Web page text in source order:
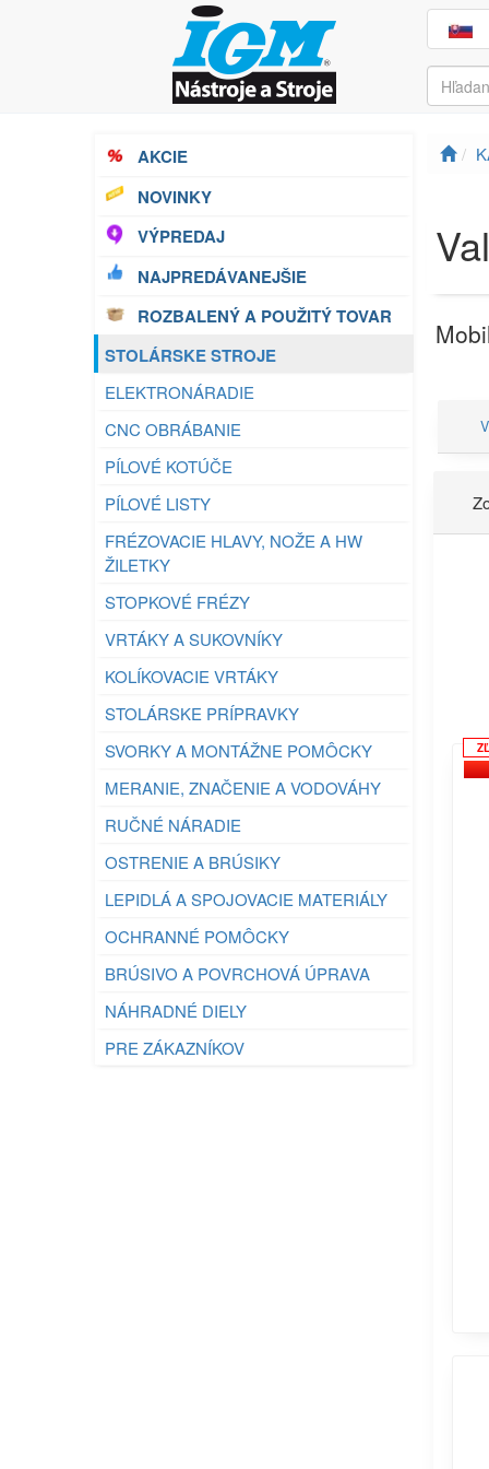
AKCIE
NOVINKY
VÝPREDAJ
NAJPREDÁVANEJŠIE
ROZBALENÝ A POUŽITÝ TOVAR
STOLÁRSKE STROJE
ELEKTRONÁRADIE
CNC OBRÁBANIE
PÍLOVÉ KOTÚČE
PÍLOVÉ LISTY
FRÉZOVACIE HLAVY, NOŽE A HW
ŽILETKY
STOPKOVÉ FRÉZY
VRTÁKY A SUKOVNÍKY
KOLÍKOVACIE VRTÁKY
STOLÁRSKE PRÍPRAVKY
SVORKY A MONTÁŽNE POMÔCKY
MERANIE, ZNAČENIE A VODOVÁHY
RUČNÉ NÁRADIE
OSTRENIE A BRÚSIKY
LEPIDLÁ A SPOJOVACIE MATERIÁLY
OCHRANNÉ POMÔCKY
BRÚSIVO A POVRCHOVÁ ÚPRAVA
NÁHRADNÉ DIELY
PRE ZÁKAZNÍKOV